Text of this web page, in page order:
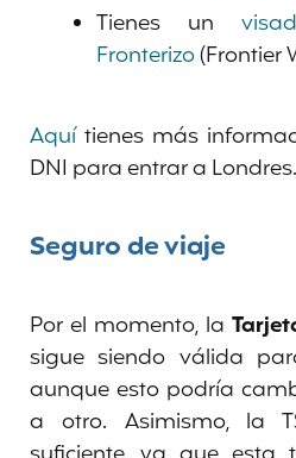
Tienes un
Fronterizo(Frontier
Aquítienes más
DNI para entrar a Londres.
Seguro de viaje
Por el momento, la
sigue siendo válida
aunque esto podría
a otro. Asimismo, la